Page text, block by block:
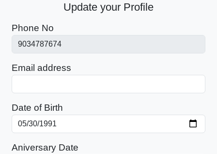
Update your Profile
Phone No
Email address
Date of Birth
Aniversary Date